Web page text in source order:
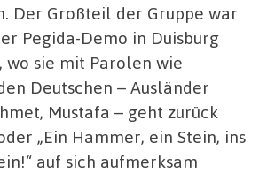
Der Großteil der Gruppe war
Pegida-Demo in Duisburg
wo sie mit Parolen wie
Deutschen – Ausländer
Mustafa – geht zurück
„Ein Hammer, ein Stein, ins
auf sich aufmerksam